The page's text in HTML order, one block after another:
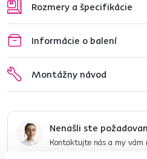
Rozmery a špecifikácie
Informácie o balení
Montážny návod
Nenašli ste
Kontaktujte nás a my vám